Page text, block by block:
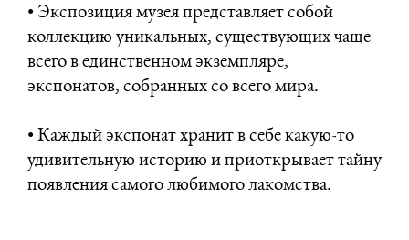
• Экспозиция музея представляет собой
коллекцию уникальных, существующих чаще
всего в единственном экземпляре,
экспонатов, собранных со всего мира.
• Каждый экспонат хранит в себе какую-то
удивительную историю и приоткрывает тайну
появления самого любимого лакомства.